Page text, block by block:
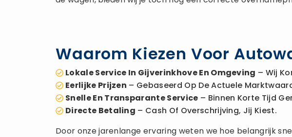
Waarom Kiezen Voor
Lokale Service In Gijverinkhove En Omgeving – Wij
Eerlijke Prijzen – Gebaseerd Op De Actuele
Snelle En Transparante Service – Binnen Korte Tijd
Directe Betaling – Cash Of Overschrijving, Jij Kiest.
Door onze jarenlange ervaring weten we hoe belangrijk